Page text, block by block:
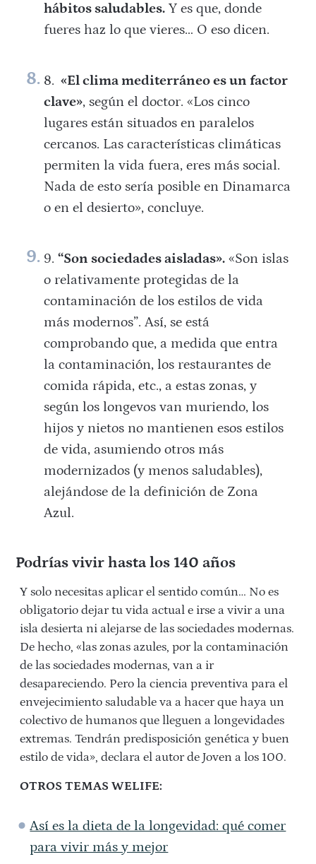
hábitos saludables.Y es que, donde
fueres haz lo que vieres… O eso dicen.
«El clima mediterráneo es un factor
clave», según el doctor. «Los cinco
lugares están situados en paralelos
cercanos. Las características climáticas
permiten la vida fuera, eres más social.
Nada de esto sería posible en Dinamarca
o en el desierto», concluye.
“Son sociedades aisladas».«Son islas
o relativamente protegidas de la
contaminación de los estilos de vida
más modernos”. Así, se está
comprobando que, a medida que entra
la contaminación, los restaurantes de
comida rápida, etc., a estas zonas, y
según los longevos van muriendo, los
hijos y nietos no mantienen esos estilos
de vida, asumiendo otros más
modernizados (y menos saludables),
alejándose de la definición de Zona
Azul.
Podrías vivir hasta los 140 años
Y solo necesitas aplicar el sentido común… No es
obligatorio dejar tu vida actual e irse a vivir a una
isla desierta ni alejarse de las sociedades modernas.
De hecho, «las zonas azules, por la contaminación
de las sociedades modernas, van a ir
desapareciendo. Pero la ciencia preventiva para el
envejecimiento saludable va a hacer que haya un
colectivo de humanos que lleguen a longevidades
extremas. Tendrán predisposición genética y buen
estilo de vida», declara el autor de Joven a los 100.
OTROS TEMAS WELIFE:
Así es la dieta de la longevidad: qué comer
para vivir más y mejor